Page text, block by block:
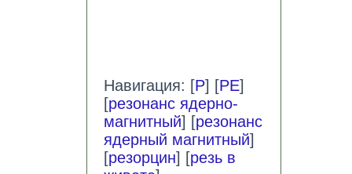
Навигация: [Р] [РЕ]
[резонанс ядерно-
магнитный] [резонанс
ядерный магнитный]
[резорцин] [резь в